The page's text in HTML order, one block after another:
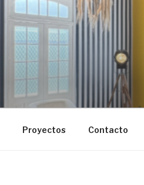
Proyectos Contacto